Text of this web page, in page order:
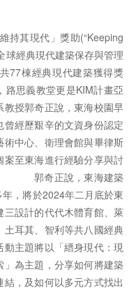
持其現代」獎助(“Keeping
球經典現代建築保存與管理
77棟經典現代建築獲得獎
路思義教堂更是KIM計畫亞
授郭奇正說，東海校園早
經歷艱辛的文資身份認定
中心、衛理會館與畢律斯
至東海進行經驗分享與討
。 郭奇正說，東海建築
，將於2024年二月底於東
設計的代代木體育館、萊
耳其、智利等共八國經典
主題將以「縉身現代：現
為主題，分享如何將建築
，及如何以多元方式找出